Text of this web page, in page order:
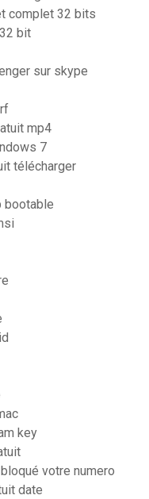
complet 32 bits
bit
sur skype
mp4
7
télécharger
bootable
key
votre numero
date